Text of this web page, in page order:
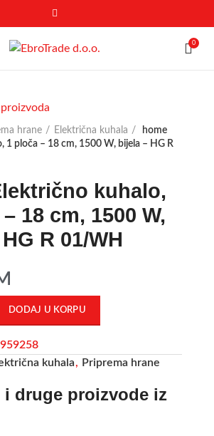
0
hrane Električna kuhala
home
1 ploča – 18 cm, 1500 W, bijela – HG R
kuhalo,
18 cm, 1500 W,
R 01/WH
DODAJ U KORPU
kuhala, Priprema hrane
i druge proizvode iz